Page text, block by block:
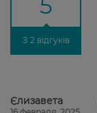
5
З 2 відгуків
Єлизавета